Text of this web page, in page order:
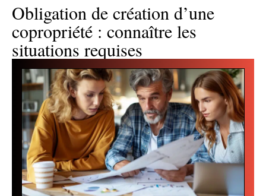
Obligation de création d’une
copropriété : connaître les
situations requises